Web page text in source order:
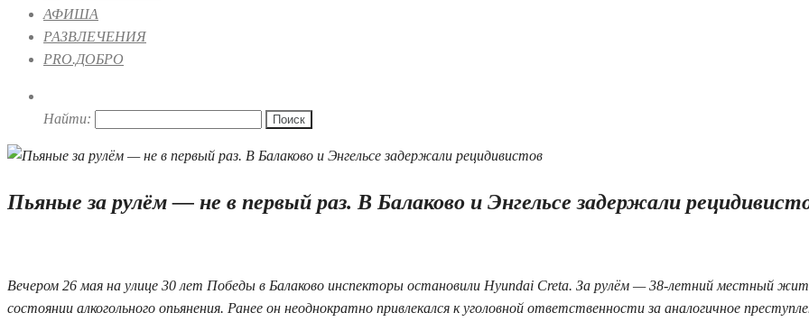
АФИША
РАЗВЛЕЧЕНИЯ
PRO.ДОБРО
Найти:
Пьяные за рулём — не в первый раз. В Балаково и Энгельсе задержали
Вечером 26 мая на улице 30 лет Победы в Балаково инспекторы остановили Hyundai Creta. За рулём — 38-летний местный
состоянии алкогольного опьянения. Ранее он неоднократно привлекался к уголовной ответственности за аналогичное